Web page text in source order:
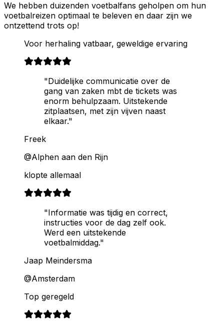
We hebben duizenden voetbalfans geholpen om hun
voetbalreizen optimaal te beleven en daar zijn we
ontzettend trots op!
Voor herhaling vatbaar, geweldige ervaring
"Duidelijke communicatie over de
gang van zaken mbt de tickets was
enorm behulpzaam. Uitstekende
zitplaatsen, met zijn vijven naast
elkaar."
Freek
@Alphen aan den Rijn
klopte allemaal
"Informatie was tijdig en correct,
instructies voor de dag zelf ook.
Werd een uitstekende
voetbalmiddag."
Jaap Meindersma
@Amsterdam
Top geregeld